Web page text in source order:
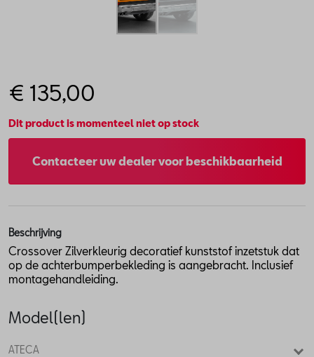
€ 135,00
Dit product is momenteel niet op stock
Contacteer uw dealer voor beschikbaarheid
Beschrijving
Crossover Zilverkleurig decoratief kunststof inzetstuk dat
op de achterbumperbekleding is aangebracht. Inclusief
montagehandleiding.
Model(len)
ATECA